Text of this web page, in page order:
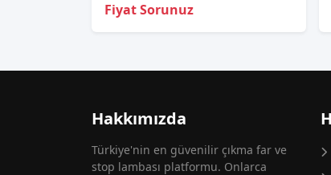
Fiyat Sorunuz
Hakkımızda
Türkiye'nin en güvenilir çıkma far ve
stop lambası platformu. Onlarca